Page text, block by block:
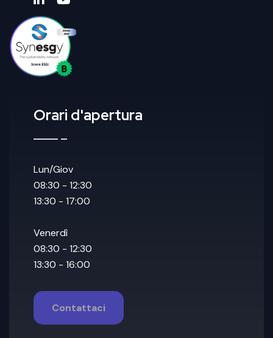
Orari d'apertura
Lun/Giov
08:30 - 12:30
13:30 - 17:00
Venerdì
08:30 - 12:30
13:30 - 16:00
Contattaci